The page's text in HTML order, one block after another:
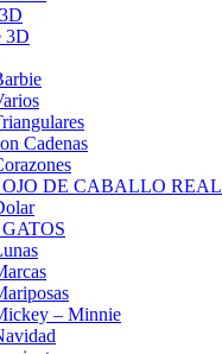
3D
Cadenas
OJO DE CABALLO REAL
– Minnie